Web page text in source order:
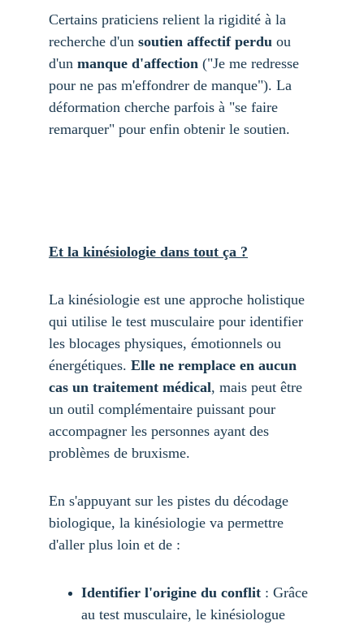
Certains praticiens relient la rigidité à la
recherche d'un soutien affectif perdu ou
d'un manque d'affection ("Je me redresse
pour ne pas m'effondrer de manque"). La
déformation cherche parfois à "se faire
remarquer" pour enfin obtenir le soutien.
Et la kinésiologie dans tout ça ?
La kinésiologie est une approche holistique
qui utilise le test musculaire pour identifier
les blocages physiques, émotionnels ou
énergétiques. Elle ne remplace en aucun
cas un traitement médical, mais peut être
un outil complémentaire puissant pour
accompagner les personnes ayant des
problèmes de bruxisme.
En s'appuyant sur les pistes du décodage
biologique, la kinésiologie va permettre
d'aller plus loin et de :
Identifier l'origine du conflit : Grâce
au test musculaire, le kinésiologue